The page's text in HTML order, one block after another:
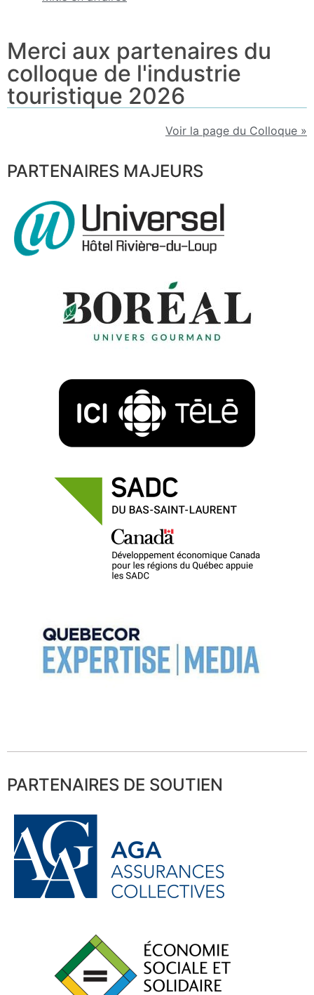
Merci aux partenaires du
colloque de l'industrie
touristique 2026
Voir la page du Colloque »
PARTENAIRES MAJEURS
PARTENAIRES DE SOUTIEN